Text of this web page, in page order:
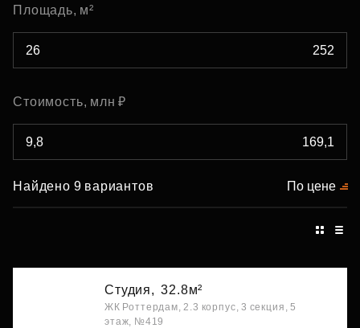
Площадь, м²
Стоимость, млн ₽
Найдено 9 вариантов По цене
Студия, 32.8м²
ЖК Роттердам, 2.3 корпус, 3 секция, 5
этаж, №419